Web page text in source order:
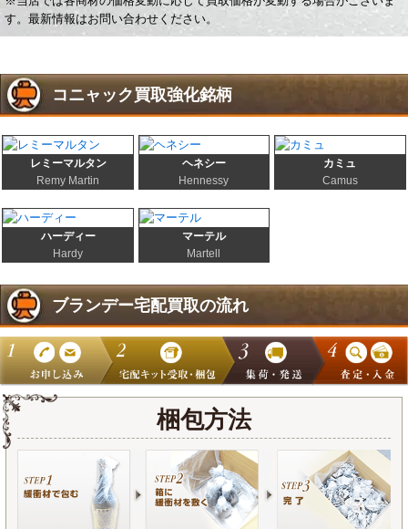
す。最新情報はお問い合わせください。
コニャック買取強化銘柄
レミーマルタン
Remy Martin
ヘネシー
Hennessy
カミュ
Camus
ハーディー
Hardy
マーテル
Martell
ブランデー宅配買取の流れ
梱包方法